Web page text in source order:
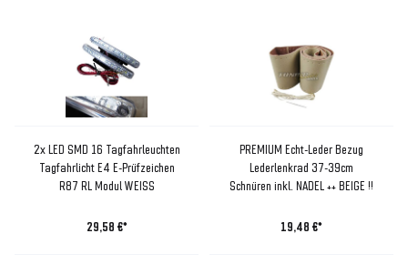
2x LED SMD 16 Tagfahrleuchten
Tagfahrlicht E4 E-Prüfzeichen
R87 RL Modul WEISS
29,58 €*
PREMIUM Echt-Leder Bezug
Lederlenkrad 37-39cm
Schnüren inkl. NADEL ++ BEIGE !!
19,48 €*